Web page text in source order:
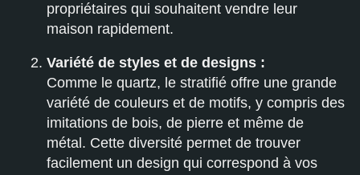
propriétaires qui souhaitent vendre leur
maison rapidement.
Variété de styles et de designs :
Comme le quartz, le stratifié offre une grande
variété de couleurs et de motifs, y compris des
imitations de bois, de pierre et même de
métal. Cette diversité permet de trouver
facilement un design qui correspond à vos